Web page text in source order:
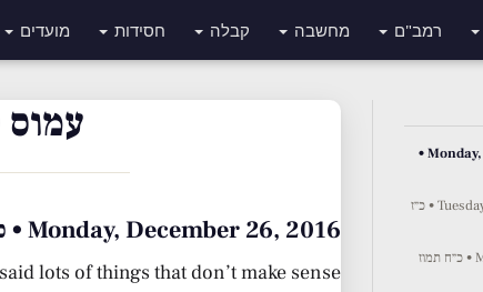
רמב"ם מחשבה קבלה חסידות מועדים
Monday, December 26, 2016 •
Tuesday, December 27, 2016 • כ״ז
Monday, July 20, 2020 • כ״ח תמוז
עמוס
Monday, December 26, 2016 • כ״ו כסלו תשע״ז
lots of things that don’t make sense